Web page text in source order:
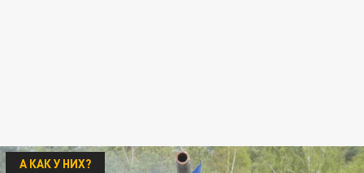
А КАК У НИХ?